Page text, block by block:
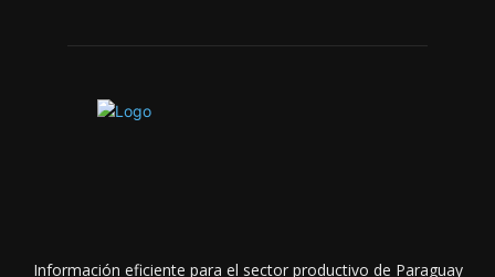
Información eficiente para el sector productivo de Paraguay